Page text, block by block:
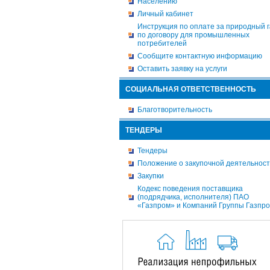
Личный кабинет
Инструкция по оплате за природный
по договору для промышленных
потребителей
Сообщите контактную информацию
Оставить заявку на услуги
СОЦИАЛЬНАЯ ОТВЕТСТВЕННОСТЬ
Благотворительность
ТЕНДЕРЫ
Тендеры
Положение о закупочной
Закупки
Кодекс поведения поставщика
(подрядчика, исполнителя) ПАО
«Газпром» и Компаний Группы